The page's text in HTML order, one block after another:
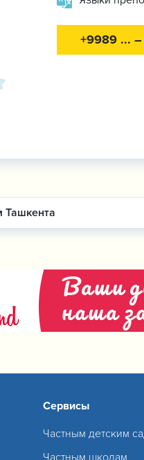
+9989 ... –
Ташкента
Сервисы
Частным детским
Частным школам